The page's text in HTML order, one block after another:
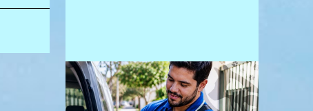
vizinhos. O bairro onde se localiza a praia é
palco de amplos investimentos e projetos
grandiosos como hotéis, pousadas e